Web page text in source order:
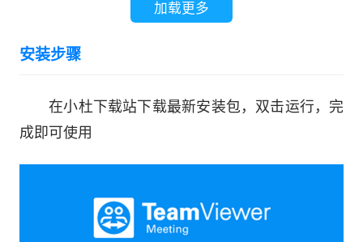
- 超过 50 个国家的免费拨入号码
加载更多
安装步骤
在小杜下载站下载最新安装包，双击运行，完
成即可使用